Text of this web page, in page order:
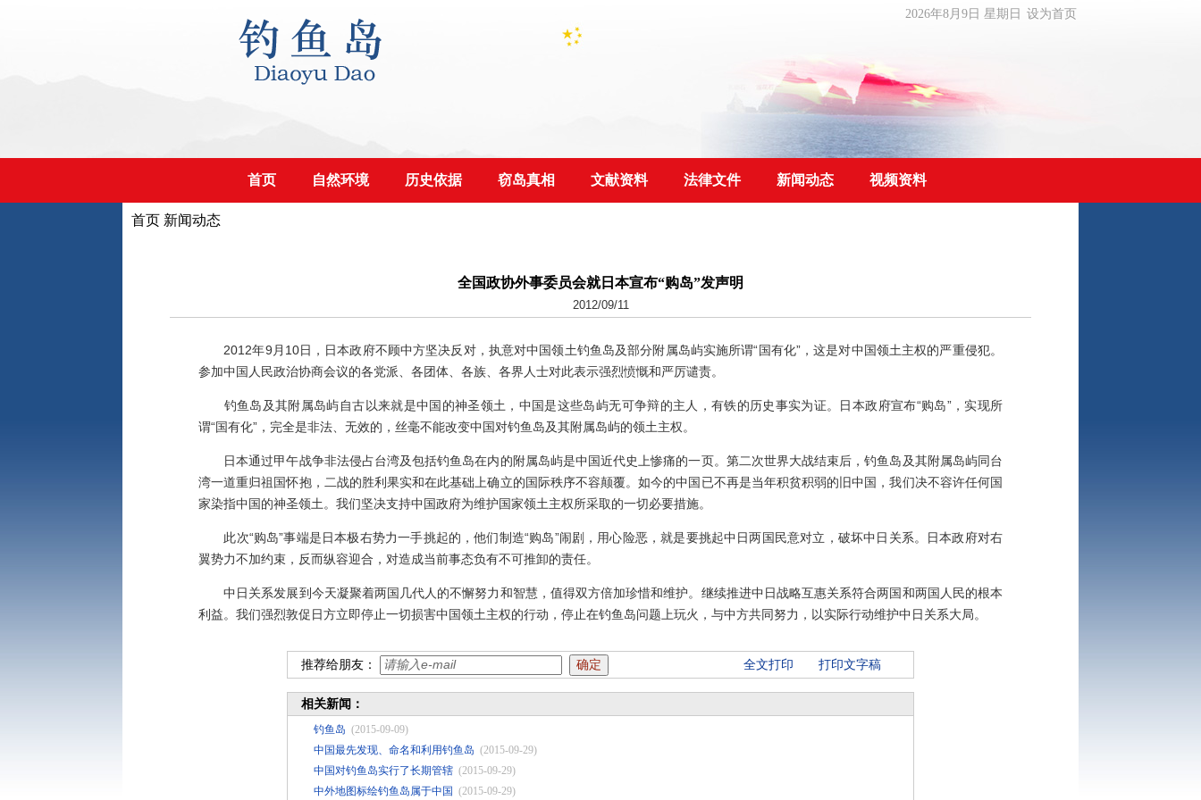
2026年8月9日 星期日 设为首页
首页 自然环境 历史依据 窃岛真相 文献资料 法律文件 新闻动态 视频资料
首页 新闻动态
全国政协外事委员会就日本宣布“购岛”发声明
2012/09/11
2012年9月10日，日本政府不顾中方坚决反对，执意对中国领土钓鱼岛及部分附属岛屿实施所谓“国有化”，这是对中国领土主权的严重侵犯。
参加中国人民政治协商会议的各党派、各团体、各族、各界人士对此表示强烈愤慨和严厉谴责。
钓鱼岛及其附属岛屿自古以来就是中国的神圣领土，中国是这些岛屿无可争辩的主人，有铁的历史事实为证。日本政府宣布“购岛”，实现所
谓“国有化”，完全是非法、无效的，丝毫不能改变中国对钓鱼岛及其附属岛屿的领土主权。
日本通过甲午战争非法侵占台湾及包括钓鱼岛在内的附属岛屿是中国近代史上惨痛的一页。第二次世界大战结束后，钓鱼岛及其附属岛屿同台
湾一道重归祖国怀抱，二战的胜利果实和在此基础上确立的国际秩序不容颠覆。如今的中国已不再是当年积贫积弱的旧中国，我们决不容许任何国
家染指中国的神圣领土。我们坚决支持中国政府为维护国家领土主权所采取的一切必要措施。
此次“购岛”事端是日本极右势力一手挑起的，他们制造“购岛”闹剧，用心险恶，就是要挑起中日两国民意对立，破坏中日关系。日本政府对右
翼势力不加约束，反而纵容迎合，对造成当前事态负有不可推卸的责任。
中日关系发展到今天凝聚着两国几代人的不懈努力和智慧，值得双方倍加珍惜和维护。继续推进中日战略互惠关系符合两国和两国人民的根本
利益。我们强烈敦促日方立即停止一切损害中国领土主权的行动，停止在钓鱼岛问题上玩火，与中方共同努力，以实际行动维护中日关系大局。
推荐给朋友： 全文打印 打印文字稿
相关新闻：
钓鱼岛 (2015-09-09)
中国最先发现、命名和利用钓鱼岛 (2015-09-29)
中国对钓鱼岛实行了长期管辖 (2015-09-29)
中外地图标绘钓鱼岛属于中国 (2015-09-29)